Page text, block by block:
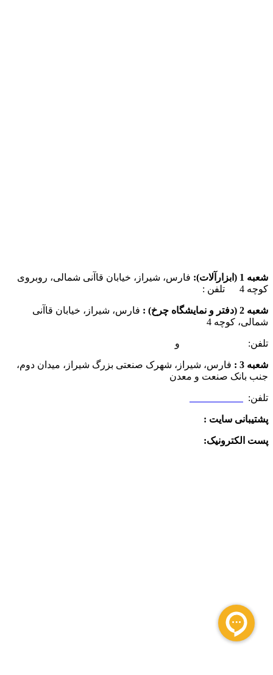
شعبه 1 (ابزارآلات):
فارس، شیراز، خیابان قاآنی شمالی، روبروی
کوچه 4 تلفن :
شعبه 2 (دفتر و نمایشگاه چرخ) :
فارس، شیراز، خیابان قاآنی
شمالی، کوچه 4
تلفن: و
شعبه 3 :
فارس، شیراز، شهرک صنعتی بزرگ شیراز، میدان دوم،
جنب بانک صنعت و معدن
تلفن:
پشتیبانی سایت :
پست الکترونیک: